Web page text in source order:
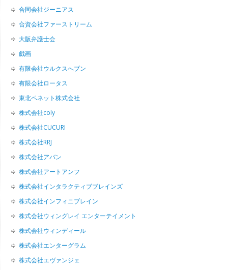
合同会社ジーニアス
合資会社ファーストリーム
大阪弁護士会
戯画
有限会社ウルクスへブン
有限会社ロータス
東北ペネット株式会社
株式会社coly
株式会社CUCURI
株式会社RRJ
株式会社アバン
株式会社アートアンフ
株式会社インタラクティブブレインズ
株式会社インフィニブレイン
株式会社ウィングレイ エンターテイメント
株式会社ウィンディール
株式会社エンターグラム
株式会社エヴァンジェ